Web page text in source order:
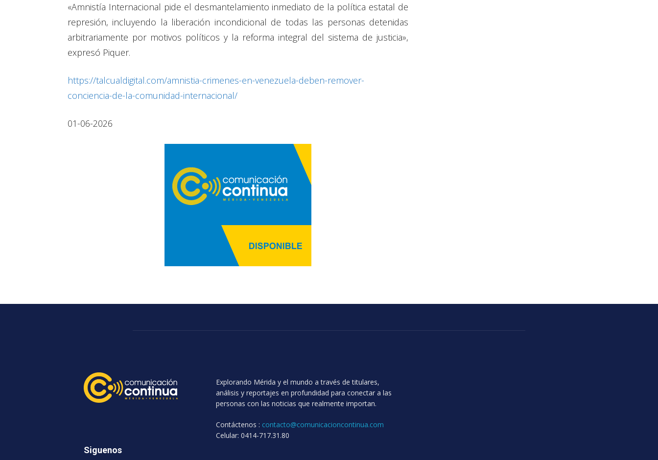
«Amnistía Internacional pide el desmantelamiento inmediato de la política estatal de
represión, incluyendo la liberación incondicional de todas las personas detenidas
arbitrariamente por motivos políticos y la reforma integral del sistema de justicia»,
expresó Piquer.
https://talcualdigital.com/amnistia-crimenes-en-venezuela-deben-remover-
conciencia-de-la-comunidad-internacional/
01-06-2026
Explorando Mérida y el mundo a través de titulares,
análisis y reportajes en profundidad para conectar a las
personas con las noticias que realmente importan.
Contáctenos : contacto@comunicacioncontinua.com
Celular: 0414-717.31.80
Siguenos